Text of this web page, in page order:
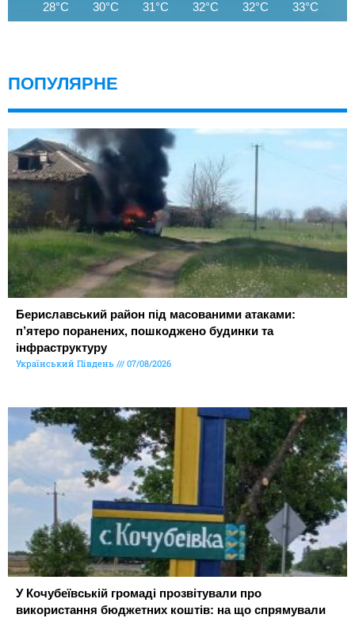
28°C 30°C 31°C 32°C 32°C 33°C
ПОПУЛЯРНЕ
Бериславський район під масованими атаками:
п’ятеро поранених, пошкоджено будинки та
інфраструктуру
Український Південь 07/08/2026
У Кочубеївській громаді прозвітували про
використання бюджетних коштів: на що спрямували